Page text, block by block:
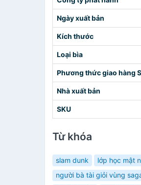
Ngày xuất bản
Kích thước
Loại bìa
Phương thức giao hàng
Nhà xuất bản
SKU
Từ khóa
slam dunk lớp học mật
người bà tài giỏi vùng